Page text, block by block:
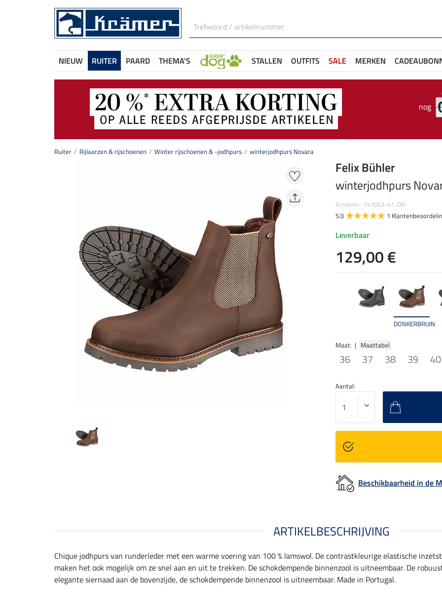
NIEUW RUITER PAARD THEMA'S STALLEN OUTFITS SALE MERKEN
nog
Ruiter Rijlaarzen & rijschoenen Winter rijschoenen & -jodhpurs winterjodhpurs Novara
DONKERBRUIN
Maat: | Maattabel
36 37 38 39 40
Felix Bühler
winterjodhpurs
Artikelnr.: 741063-41-DB
5.0
1
Leverbaar
129,00 €
Aantal:
Beschikbaarheid in de
ARTIKELBESCHRIJVING
Chique jodhpurs van runderleder met een warme voering van 100 % lamswol. De contrastkleurige elastische
maken het ook mogelijk om ze snel aan en uit te trekken. De schokdempende binnenzool is uitneembaar. De
elegante siernaad aan de bovenzijde, de schokdempende binnenzool is uitneembaar. Made in Portugal.